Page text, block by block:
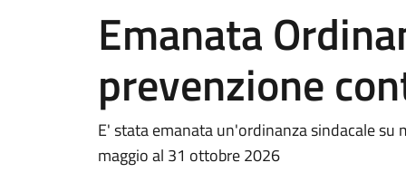
Emanata
prevenzione
E' stata emanata un'ordinanza sindacale
maggio al 31 ottobre 2026